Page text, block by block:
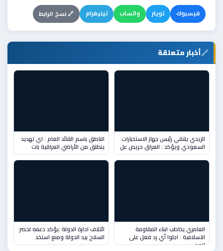
فيسبوك تويتر واتساب تيليغرام 🔗 نسخ الرابط
🔗أخبار متعلقة
الزيدي يلتقي رئيس جهاز الاستخبارات
السعودي ويؤكد : العراق حريص عل
الناطق باسم القائد العام : اي تهديد
ينطلق من الأراضي العراقية بات
العامري يخاطب ابناء المقاومة
الاسلامية : اجلوا أي رد فعل على
العد
ائتلاف ادارة الدولة :يؤكد دعمه لحصر
السلاح بيد الدولة ومنع استخد